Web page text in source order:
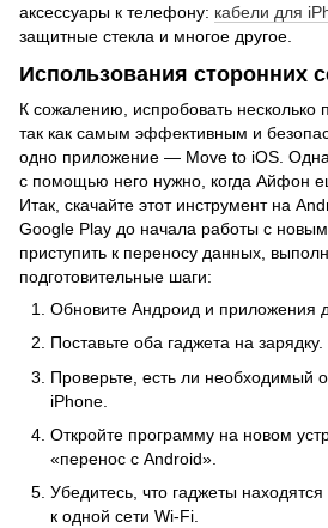
аксессуары к телефону: кабели для
защитные стекла и многое другое.
Использования сторонних
К сожалению, испробовать несколько
так как самым эффективным и
одно приложение — Move to iOS.
с помощью него нужно, когда Айфон
Итак, скачайте этот инструмент на
Google Play до начала работы с
приступить к переносу данных,
подготовительные шаги:
Обновите Андроид и приложения
Поставьте оба гаджета на зарядку.
Проверьте, есть ли необходимый
iPhone.
Откройте программу на новом
«перенос с Android».
Убедитесь, что гаджеты
к одной сети Wi-Fi.